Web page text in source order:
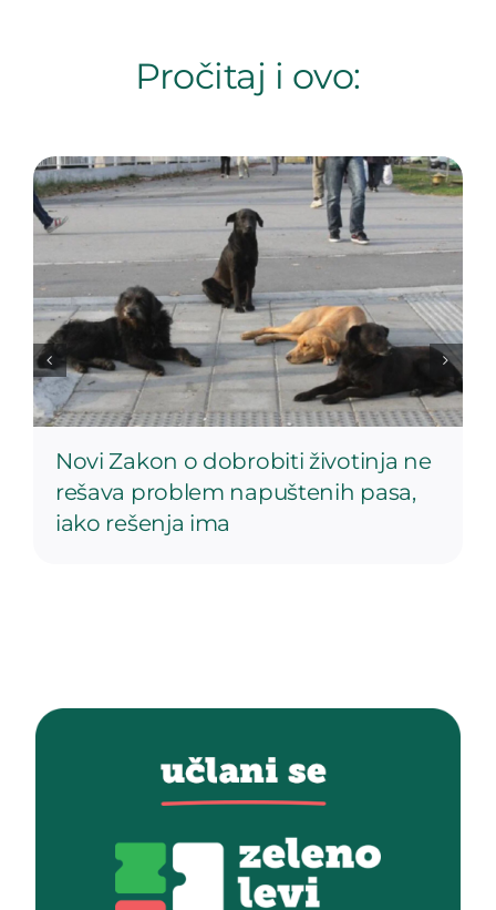
Pročitaj i ovo:
Novi Zakon o dobrobiti životinja ne
rešava problem napuštenih pasa,
iako rešenja ima